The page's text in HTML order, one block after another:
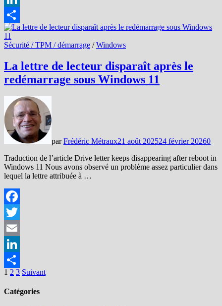
LinkedIn
Partager
Sécurité / TPM / démarrage /Windows
La lettre de lecteur disparaît après le
redémarrage sous Windows 11
parFrédéric Métraux21 août 202524 février 20260
Traduction de l’article Drive letter keeps disappearing after reboot in
Windows 11 Nous avons observé un problème assez particulier dans
lequel la lettre attribuée à …
Facebook
Twitter
Email
LinkedIn
Partager
Pagination
des
1 2 3 Suivant
Catégories